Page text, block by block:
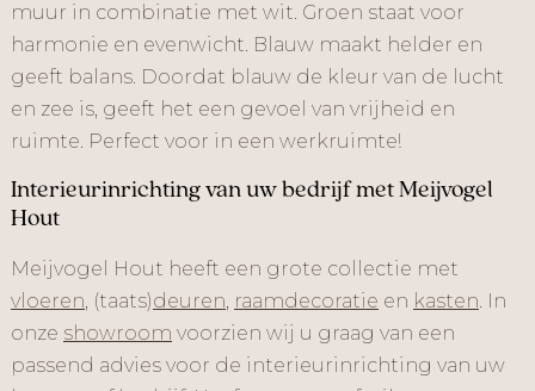
muur in combinatie met wit. Groen staat voor
harmonie en evenwicht. Blauw maakt helder en
geeft balans. Doordat blauw de kleur van de lucht
en zee is, geeft het een gevoel van vrijheid en
ruimte. Perfect voor in een werkruimte!
Interieurinrichting van uw bedrijf met Meijvogel
Hout
Meijvogel Hout heeft een grote collectie met
vloeren, (taats)deuren, raamdecoratie en kasten. In
onze showroom voorzien wij u graag van een
passend advies voor de interieurinrichting van uw